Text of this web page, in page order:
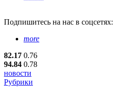
Подпишитесь на нас в соцсетях:
more
82.17 0.76
94.84 0.78
новости
Рубрики